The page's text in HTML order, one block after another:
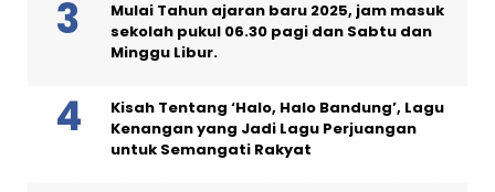
Mulai Tahun ajaran baru 2025, jam masuk
sekolah pukul 06.30 pagi dan Sabtu dan
Minggu Libur.
Kisah Tentang ‘Halo, Halo Bandung’, Lagu
Kenangan yang Jadi Lagu Perjuangan
untuk Semangati Rakyat